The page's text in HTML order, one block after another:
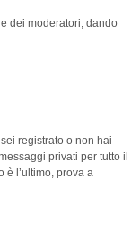
dei moderatori, dando
registrato o non hai
privati per tutto il
è l’ultimo, prova a